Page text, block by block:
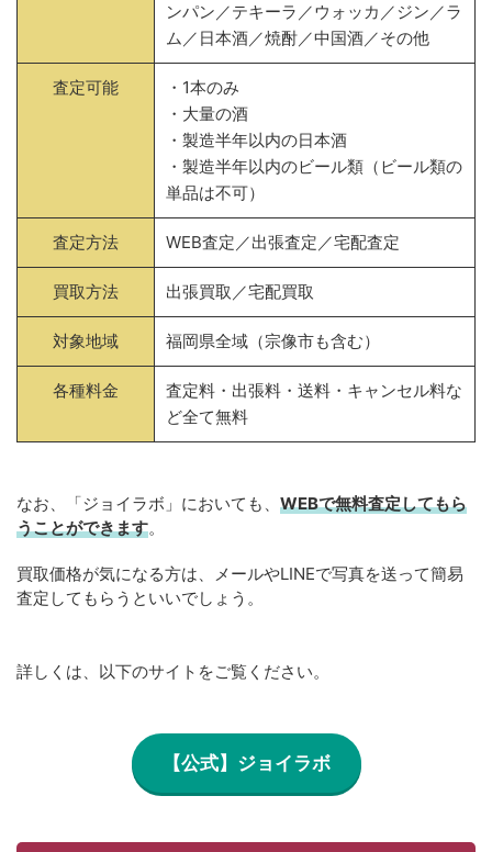
ンパン／テキーラ／ウォッカ／ジン／ラ
ム／日本酒／焼酎／中国酒／その他
査定可能
・1本のみ
・大量の酒
・製造半年以内の日本酒
・製造半年以内のビール類（ビール類の
単品は不可）
査定方法 WEB査定／出張査定／宅配査定
買取方法 出張買取／宅配買取
対象地域 福岡県全域（宗像市も含む）
各種料金
査定料・出張料・送料・キャンセル料な
ど全て無料
なお、「ジョイラボ」においても、 WEBで無料査定してもら
うことができます。
買取価格が気になる方は、メールやLINEで写真を送って簡易
査定してもらうといいでしょう。
詳しくは、以下のサイトをご覧ください。
【公式】ジョイラボ